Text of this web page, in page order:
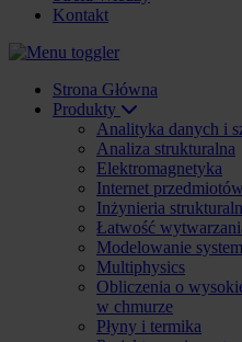
Kontakt
Strona Główna
Produkty
Analityka danych i
Analiza strukturalna
Elektromagnetyka
Internet
Inżynieria
Łatwość
Modelowanie
Multiphysics
Obliczenia o
w chmurze
Płyny i termika